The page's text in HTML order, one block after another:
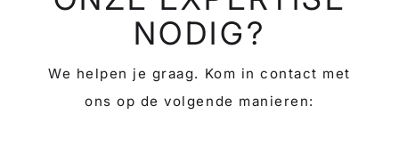
NODIG?
We helpen je graag. Kom in contact met
ons op de volgende manieren: